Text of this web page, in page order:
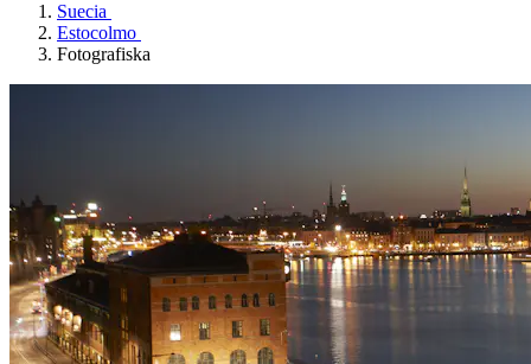
Suecia
Estocolmo
Fotografiska